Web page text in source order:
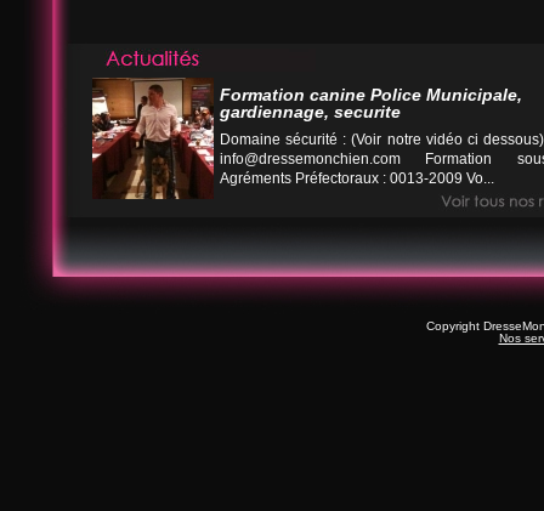
Formation canine Police Municipale,
gardiennage, securite
Domaine sécurité : (Voir notre vidéo ci
info@dressemonchien.com Formation
Agréments Préfectoraux : 0013-2009 Vo...
Copyright
Nos